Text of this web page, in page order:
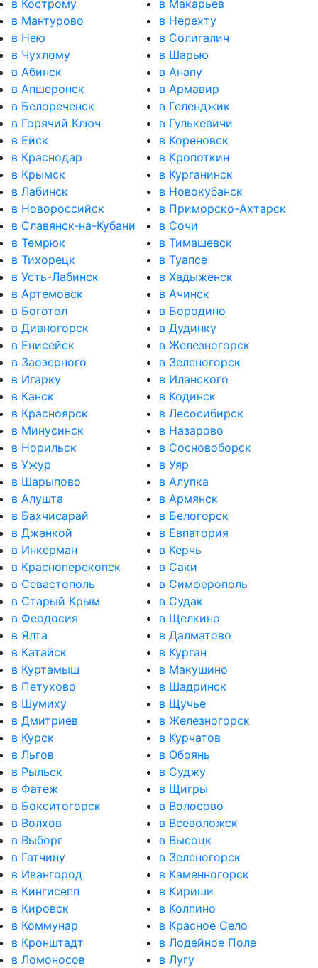
в Кострому
в Макарьев
в Мантурово
в Нерехту
в Нею
в Солигалич
в Чухлому
в Шарью
в Абинск
в Анапу
в Апшеронск
в Армавир
в Белореченск
в Геленджик
в Горячий Ключ
в Гулькевичи
в Ейск
в Кореновск
в Краснодар
в Кропоткин
в Крымск
в Курганинск
в Лабинск
в Новокубанск
в Новороссийск
в Приморско-Ахтарск
в Славянск-на-Кубани
в Сочи
в Темрюк
в Тимашевск
в Тихорецк
в Туапсе
в Усть-Лабинск
в Хадыженск
в Артемовск
в Ачинск
в Боготол
в Бородино
в Дивногорск
в Дудинку
в Енисейск
в Железногорск
в Заозерного
в Зеленогорск
в Игарку
в Иланского
в Канск
в Кодинск
в Красноярск
в Лесосибирск
в Минусинск
в Назарово
в Норильск
в Сосновоборск
в Ужур
в Уяр
в Шарыпово
в Алупка
в Алушта
в Армянск
в Бахчисарай
в Белогорск
в Джанкой
в Евпатория
в Инкерман
в Керчь
в Красноперекопск
в Саки
в Севастополь
в Симферополь
в Старый Крым
в Судак
в Феодосия
в Щелкино
в Ялта
в Далматово
в Катайск
в Курган
в Куртамыш
в Макушино
в Петухово
в Шадринск
в Шумиху
в Щучье
в Дмитриев
в Железногорск
в Курск
в Курчатов
в Льгов
в Обоянь
в Рыльск
в Суджу
в Фатеж
в Щигры
в Бокситогорск
в Волосово
в Волхов
в Всеволожск
в Выборг
в Высоцк
в Гатчину
в Зеленогорск
в Ивангород
в Каменногорск
в Кингисепп
в Кириши
в Кировск
в Колпино
в Коммунар
в Красное Село
в Кронштадт
в Лодейное Поле
в Ломоносов
в Лугу